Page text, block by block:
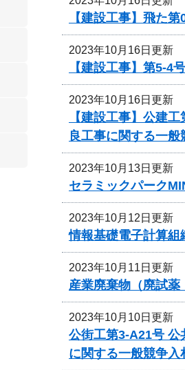
【建設工事】飛た
2023年10月16日更新
【建設工事】第5-4
2023年10月16日更新
【建設工事】公建
良工事に関する一般
2023年10月13日更新
セラミックパーク
2023年10月12日更新
情報基礎電子計算
2023年10月11日更新
産業廃棄物（廃試
2023年10月10日更新
公街工第3-A21号
に関する一般競争入